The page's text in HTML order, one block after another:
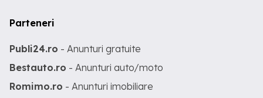
Parteneri
Publi24.ro - Anunturi gratuite
Bestauto.ro - Anunturi auto/moto
Romimo.ro - Anunturi imobiliare